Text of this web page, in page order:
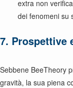
extra non
dei fenomeni su
7. Prospettive
Sebbene BeeTheory
gravità, la sua piena